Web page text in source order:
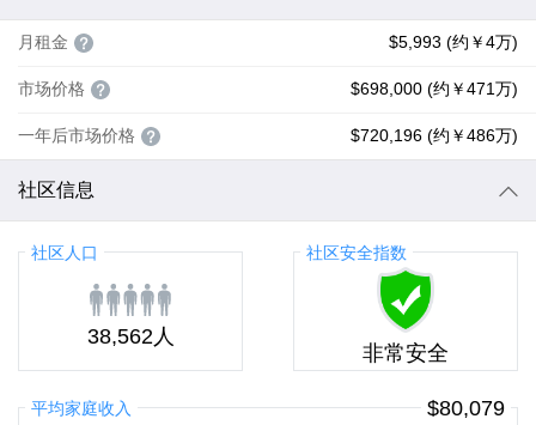
月租金 $5,993 (约￥4万)
市场价格 $698,000 (约￥471万)
一年后市场价格 $720,196 (约￥486万)
社区信息
社区人口
38,562人
社区安全指数
非常安全
平均家庭收入 $80,079